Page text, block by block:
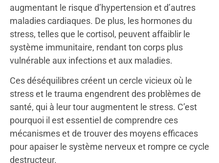
augmentant le risque d’hypertension et d’autres
maladies cardiaques. De plus, les hormones du
stress, telles que le cortisol, peuvent affaiblir le
système immunitaire, rendant ton corps plus
vulnérable aux infections et aux maladies.
Ces déséquilibres créent un cercle vicieux où le
stress et le trauma engendrent des problèmes de
santé, qui à leur tour augmentent le stress. C’est
pourquoi il est essentiel de comprendre ces
mécanismes et de trouver des moyens efficaces
pour apaiser le système nerveux et rompre ce cycle
destructeur.